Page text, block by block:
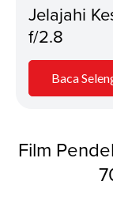
Jelajahi
f/2.8
Baca
Film